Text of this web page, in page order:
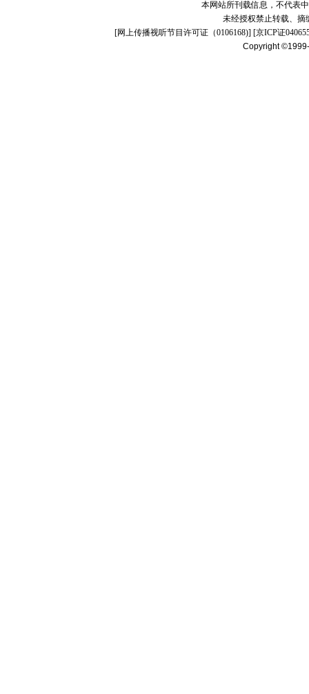
本网站所刊载信息，不代表
未经授权禁止转载、摘
[网上传播视听节目许可证（0106168)] [京ICP证
Copyright